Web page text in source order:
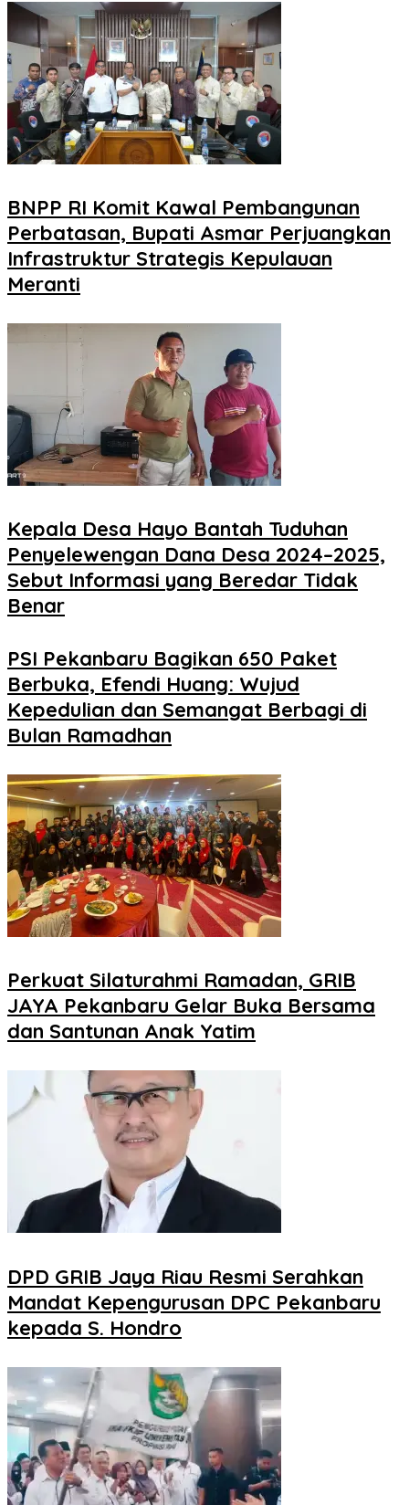
BNPP RI Komit Kawal Pembangunan
Perbatasan, Bupati Asmar Perjuangkan
Infrastruktur Strategis Kepulauan
Meranti
Kepala Desa Hayo Bantah Tuduhan
Penyelewengan Dana Desa 2024–2025,
Sebut Informasi yang Beredar Tidak
Benar
PSI Pekanbaru Bagikan 650 Paket
Berbuka, Efendi Huang: Wujud
Kepedulian dan Semangat Berbagi di
Bulan Ramadhan
Perkuat Silaturahmi Ramadan, GRIB
JAYA Pekanbaru Gelar Buka Bersama
dan Santunan Anak Yatim
DPD GRIB Jaya Riau Resmi Serahkan
Mandat Kepengurusan DPC Pekanbaru
kepada S. Hondro